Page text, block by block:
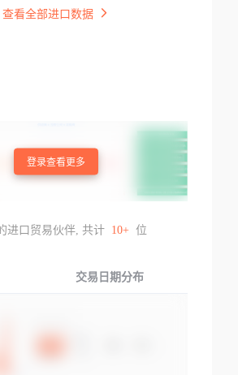
查看全部进口数据
登录查看更多
进口贸易伙伴, 共计 10+ 位
交易日期分布